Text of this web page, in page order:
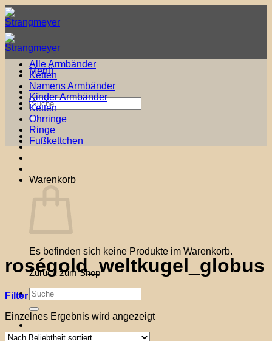
Zum
Inhalt
springen
Menü
Suche
nach:
Warenkorb
Es befinden sich keine Produkte im Warenkorb.
Zurück zum Shop
Suche
nach:
Alle Armbänder
Ketten
Namens Armbänder
Kinder Armbänder
Ketten
Ohrringe
Ringe
Fußkettchen
roségold_weltkugel_globus
Filter
Einzelnes Ergebnis wird angezeigt